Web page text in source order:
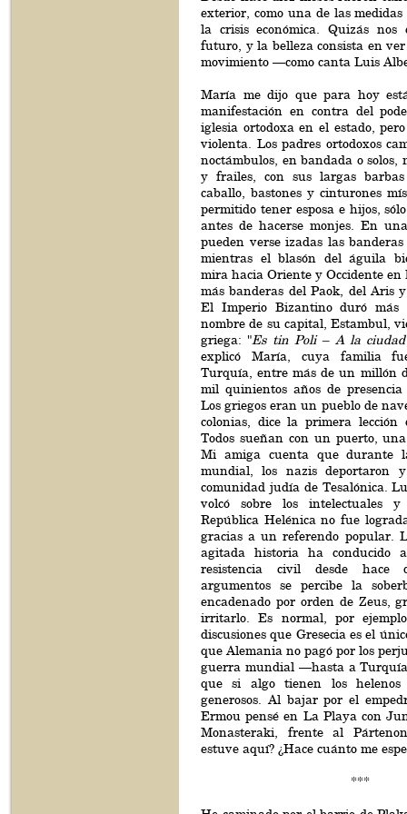
exterior, como una de las
la crisis económica. Quizás nos
futuro, y la belleza consista en
movimiento —como canta Luis
María me dijo que para hoy
manifestación en contra del
iglesia ortodoxa en el estado,
violenta. Los padres ortodoxos
noctámbulos, en bandada o solos,
y frailes, con sus largas
caballo, bastones y cinturones
permitido tener esposa e hijos,
antes de hacerse monjes. En
pueden verse izadas las
mientras el blasón del águila
mira hacia Oriente y Occidente en
más banderas del Paok, del Aris
El Imperio Bizantino duró
nombre de su capital, Estambul,
griega: "Es tin Poli – A la
explicó María, cuya familia
Turquía, entre más de un millón
mil quinientos años de
Los griegos eran un pueblo de
colonias, dice la primera lección
Todos sueñan con un puerto,
Mi amiga cuenta que durante
mundial, los nazis deportaron
comunidad judía de Tesalónica.
volcó sobre los intelectuales
República Helénica no fue
gracias a un referendo popular.
agitada historia ha conducido
resistencia civil desde hace
argumentos se percibe la
encadenado por orden de Zeus,
irritarlo. Es normal, por
discusiones que Gresecia es el
que Alemania no pagó por los
guerra mundial —hasta a
que si algo tienen los
generosos. Al bajar por el
Ermou pensé en La Playa con
Monasteraki, frente al
estuve aquí? ¿Hace cuánto me
***